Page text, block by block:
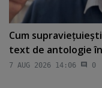
Cum
text de antologie
7 AUG 2026 14:06 0